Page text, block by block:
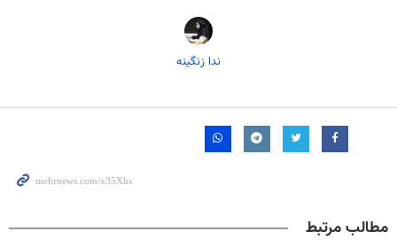
ندا زنگینه
مطالب مرتبط